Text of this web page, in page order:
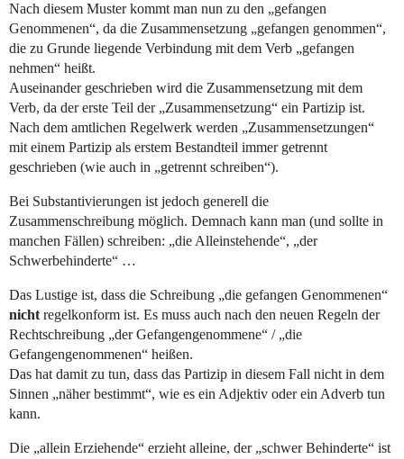
Nach diesem Muster kommt man nun zu den „gefangen
Genommenen“, da die Zusammensetzung „gefangen genommen“,
die zu Grunde liegende Verbindung mit dem Verb „gefangen
nehmen“ heißt.
Auseinander geschrieben wird die Zusammensetzung mit dem
Verb, da der erste Teil der „Zusammensetzung“ ein Partizip ist.
Nach dem amtlichen Regelwerk werden „Zusammensetzungen“
mit einem Partizip als erstem Bestandteil immer getrennt
geschrieben (wie auch in „getrennt schreiben“).
Bei Substantivierungen ist jedoch generell die
Zusammenschreibung möglich. Demnach kann man (und sollte in
manchen Fällen) schreiben: „die Alleinstehende“, „der
Schwerbehinderte“ …
Das Lustige ist, dass die Schreibung „die gefangen Genommenen“
nicht regelkonform ist. Es muss auch nach den neuen Regeln der
Rechtschreibung „der Gefangengenommene“ / „die
Gefangengenommenen“ heißen.
Das hat damit zu tun, dass das Partizip in diesem Fall nicht in dem
Sinnen „näher bestimmt“, wie es ein Adjektiv oder ein Adverb tun
kann.
Die „allein Erziehende“ erzieht alleine, der „schwer Behinderte“ ist